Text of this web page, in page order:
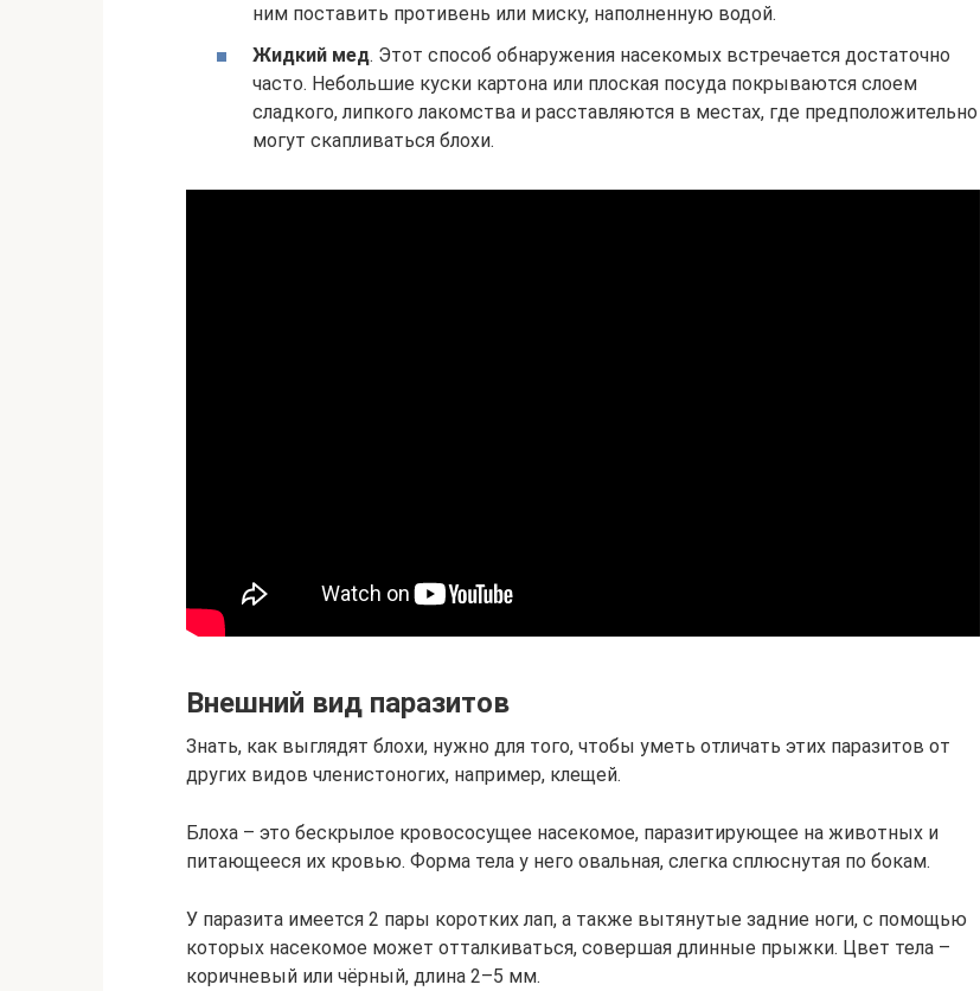
ним поставить противень или миску, наполненную водой.
Жидкий мед. Этот способ обнаружения насекомых встречается достаточно
часто. Небольшие куски картона или плоская посуда покрываются слоем
сладкого, липкого лакомства и расставляются в местах, где предположительно
могут скапливаться блохи.
Внешний вид паразитов
Знать, как выглядят блохи, нужно для того, чтобы уметь отличать этих паразитов от
других видов членистоногих, например, клещей.
Блоха – это бескрылое кровососущее насекомое, паразитирующее на животных и
питающееся их кровью. Форма тела у него овальная, слегка сплюснутая по бокам.
У паразита имеется 2 пары коротких лап, а также вытянутые задние ноги, с помощью
которых насекомое может отталкиваться, совершая длинные прыжки. Цвет тела –
коричневый или чёрный, длина 2–5 мм.